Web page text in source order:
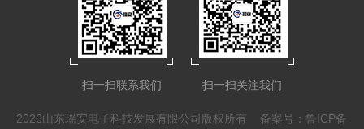
扫一扫联系我们 扫一扫关注我们
2026山东瑶安电子科技发展有限公司版权所有 备案号：鲁ICP备